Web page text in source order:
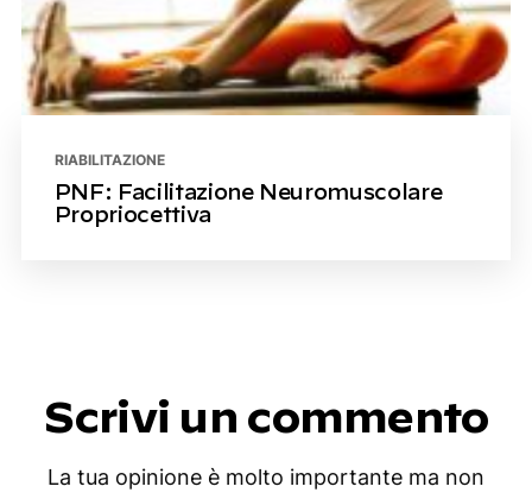
RIABILITAZIONE
PNF: Facilitazione Neuromuscolare
Propriocettiva
Scrivi un commento
La tua opinione è molto importante ma non